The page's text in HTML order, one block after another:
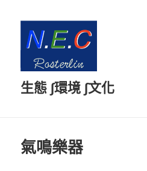
生態 ∫環境 ∫文化
氣鳴樂器